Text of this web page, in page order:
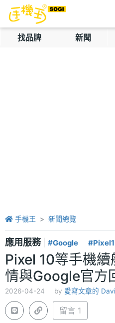
找品牌 新聞
手機王 新聞總覽
應用服務 #Google
Pixel 10等手機
情與Google官方
2026-04-24 by 愛寫文章的
留言 1